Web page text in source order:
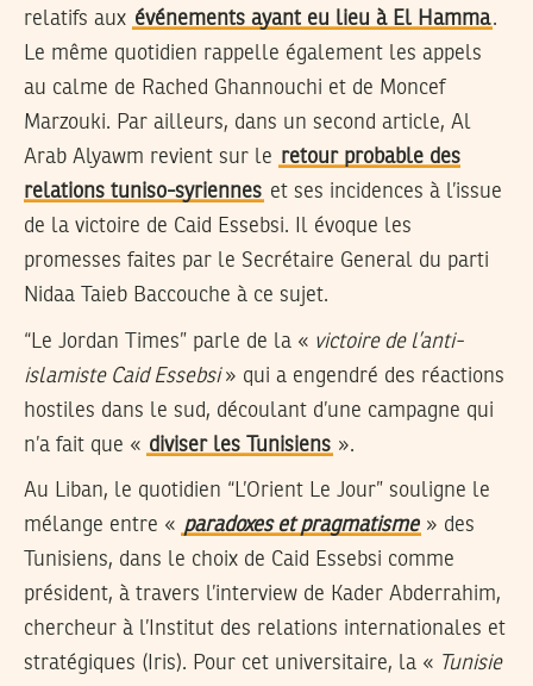
relatifs aux événements ayant eu lieu à El Hamma.
Le même quotidien rappelle également les appels
au calme de Rached Ghannouchi et de Moncef
Marzouki. Par ailleurs, dans un second article, Al
Arab Alyawm revient sur le retour probable des
relations tuniso-syriennes et ses incidences à l’issue
de la victoire de Caid Essebsi. Il évoque les
promesses faites par le Secrétaire General du parti
Nidaa Taieb Baccouche à ce sujet.
“Le Jordan Times” parle de la « victoire de l’anti-
islamiste Caid Essebsi» qui a engendré des réactions
hostiles dans le sud, découlant d’une campagne qui
n’a fait que « diviser les Tunisiens ».
Au Liban, le quotidien “L’Orient Le Jour” souligne le
mélange entre « paradoxes et pragmatisme » des
Tunisiens, dans le choix de Caid Essebsi comme
président, à travers l’interview de Kader Abderrahim,
chercheur à l’Institut des relations internationales et
stratégiques (Iris). Pour cet universitaire, la « Tunisie